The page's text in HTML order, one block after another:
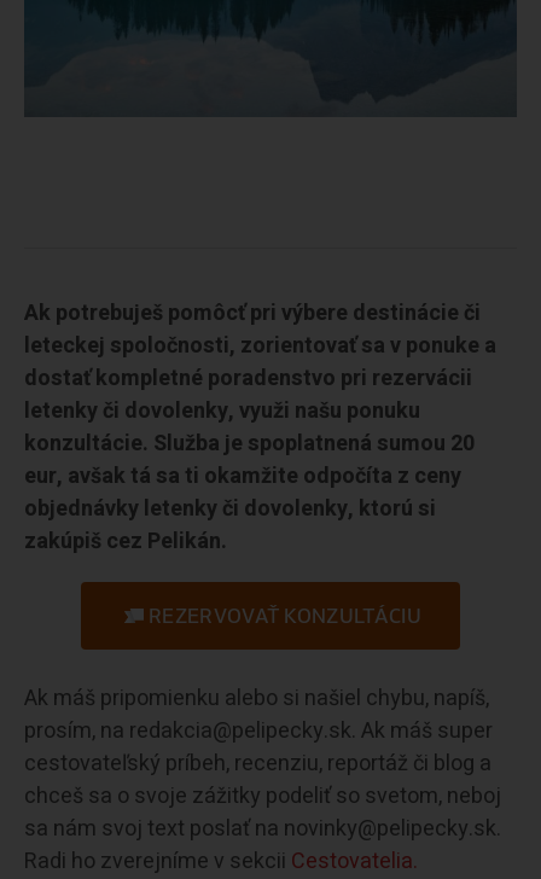
Ak potrebuješ pomôcť pri výbere destinácie či
leteckej spoločnosti, zorientovať sa v ponuke a
dostať kompletné poradenstvo pri rezervácii
letenky či dovolenky, využi našu ponuku
konzultácie. Služba je spoplatnená sumou 20
eur, avšak tá sa ti okamžite odpočíta z ceny
objednávky letenky či dovolenky, ktorú si
zakúpiš cez Pelikán.
REZERVOVAŤ KONZULTÁCIU
Ak máš pripomienku alebo si našiel chybu, napíš,
prosím, na redakcia@pelipecky.sk. Ak máš super
cestovateľský príbeh, recenziu, reportáž či blog a
chceš sa o svoje zážitky podeliť so svetom, neboj
sa nám svoj text poslať na novinky@pelipecky.sk.
Radi ho zverejníme v sekcii Cestovatelia.